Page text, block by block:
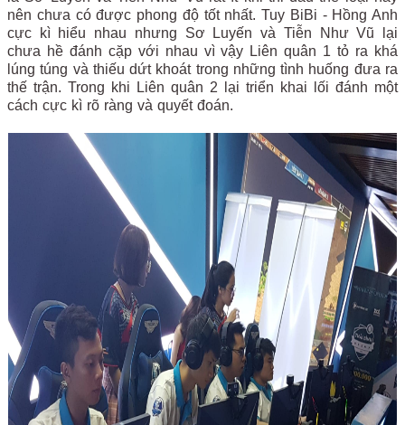
nên chưa có được phong độ tốt nhất. Tuy BiBi - Hồng Anh
cực kì hiểu nhau nhưng Sơ Luyến và Tiễn Như Vũ lại
chưa hề đánh cặp với nhau vì vậy Liên quân 1 tỏ ra khá
lúng túng và thiếu dứt khoát trong những tình huống đưa ra
thế trận. Trong khi Liên quân 2 lại triển khai lối đánh một
cách cực kì rõ ràng và quyết đoán.